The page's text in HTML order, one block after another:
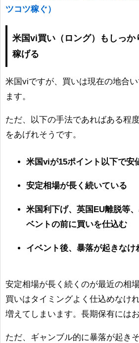
ツコツ稼ぐ）
米国vi買い（ロング）もしっか
稼げる
米国viですが、買いは現在の地合
ます。
ただ、以下の手法であればある程
をあげれそうです。
米国viが15ポイント以下で安
安定相場が長く続いている
米国利下げ、英国EU離脱等
ベントの前に買いを仕込む
イベント後、暴落が起きなけ
安定相場が長く続くのが最近の相
買いはタイミングよく仕込めなけ
増えてしまいます。長期保有には
ただ、ギャンブル的に暴落が起き